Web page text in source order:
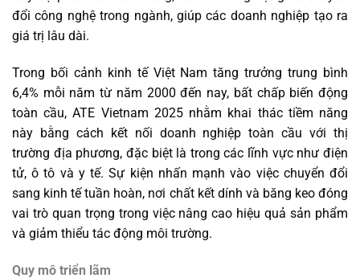
đổi công nghệ trong ngành, giúp các doanh nghiệp tạo ra
giá trị lâu dài.
Trong bối cảnh kinh tế Việt Nam tăng trưởng trung bình
6,4% mỗi năm từ năm 2000 đến nay, bất chấp biến động
toàn cầu, ATE Vietnam 2025 nhằm khai thác tiềm năng
này bằng cách kết nối doanh nghiệp toàn cầu với thị
trường địa phương, đặc biệt là trong các lĩnh vực như điện
tử, ô tô và y tế. Sự kiện nhấn mạnh vào việc chuyển đổi
sang kinh tế tuần hoàn, nơi chất kết dính và băng keo đóng
vai trò quan trọng trong việc nâng cao hiệu quả sản phẩm
và giảm thiểu tác động môi trường.
Quy mô triển lãm